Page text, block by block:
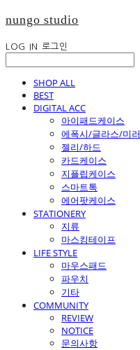
nungo studio
LOG IN 로그인
SHOP ALL
BEST
DIGITAL ACC
아이패드케이스
에폭시/글라스/미러
젤리/하드
카드케이스
지플립케이스
스마트톡
에어팟케이스
STATIONERY
지류
마스킹테이프
LIFE STYLE
마우스패드
파우치
기타
COMMUNITY
REVIEW
NOTICE
문의사항